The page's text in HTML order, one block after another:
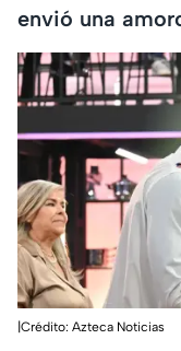
envió una
|Crédito: Azteca Noticias